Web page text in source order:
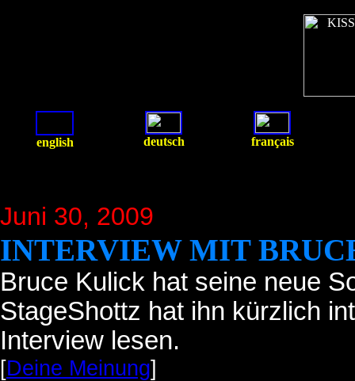
english deutsch français
Juni 30, 2009
INTERVIEW MIT
Bruce Kulick hat seine neue
StageShottz hat ihn kürzlich
Interview lesen.
[Deine Meinung]